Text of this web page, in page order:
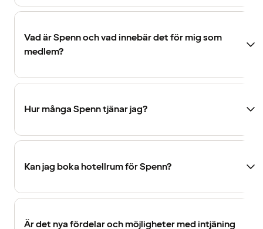
Vad är Spenn och vad innebär det för mig som
medlem?
Hur många Spenn tjänar jag?
Kan jag boka hotellrum för Spenn?
Är det nya fördelar och möjligheter med intjäning